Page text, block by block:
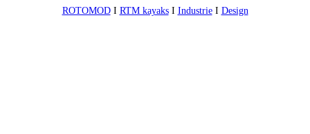
ROTOMODI RTM kayaksI IndustrieI Design